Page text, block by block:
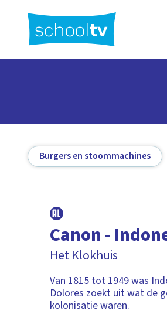
hoofdinhoud
Burgers en stoommachines
Canon -
Het Klokhuis
Van 1815 tot 1949 was
Dolores zoekt uit wat de
kolonisatie waren.